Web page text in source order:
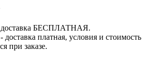
БЕСПЛАТНАЯ.
платная, условия и стоимость
при заказе.